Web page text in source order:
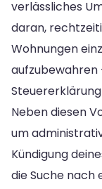
verlässliches
daran,
Wohnungen
aufzubewahren
Neben diesen
um
Kündigung
die Suche nach